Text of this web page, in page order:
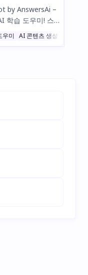
도우미
by AnswersAi –
학습 도우미! 스
으로 즉각적이고
변을 받아보세요.
완벽합니다. 시간
우미 AI 콘텐츠 생성기